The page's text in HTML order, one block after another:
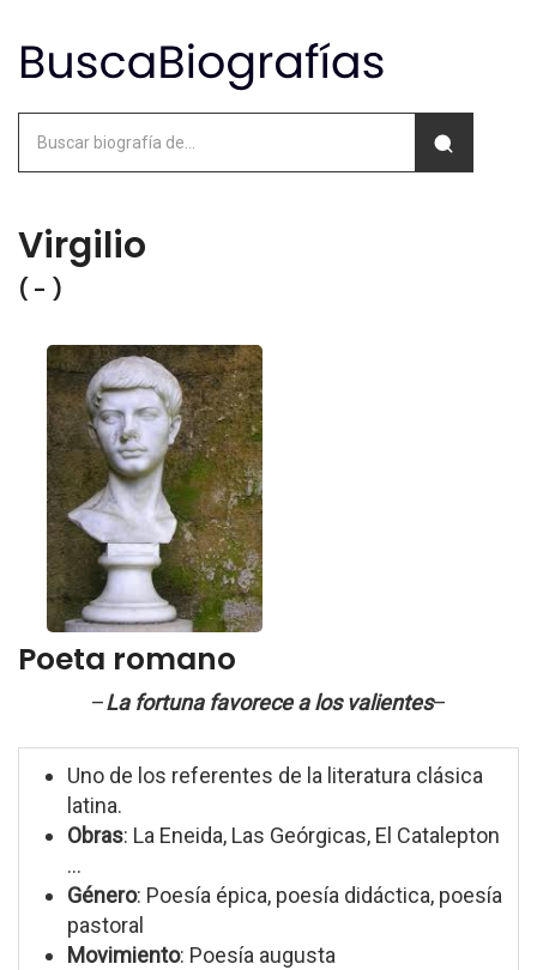
Virgilio
( - )
Poeta romano
–La fortuna favorece a los valientes–
Uno de los referentes de la literatura clásica
latina.
Obras: La Eneida, Las Geórgicas, El Catalepton
...
Género: Poesía épica, poesía didáctica, poesía
pastoral
Movimiento: Poesía augusta